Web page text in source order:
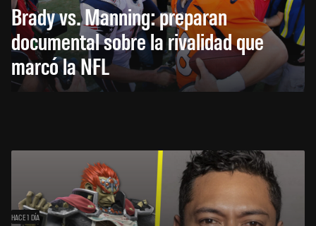
Brady vs. Manning: preparan
documental sobre la rivalidad que
marcó la NFL
HACE 1 DÍA